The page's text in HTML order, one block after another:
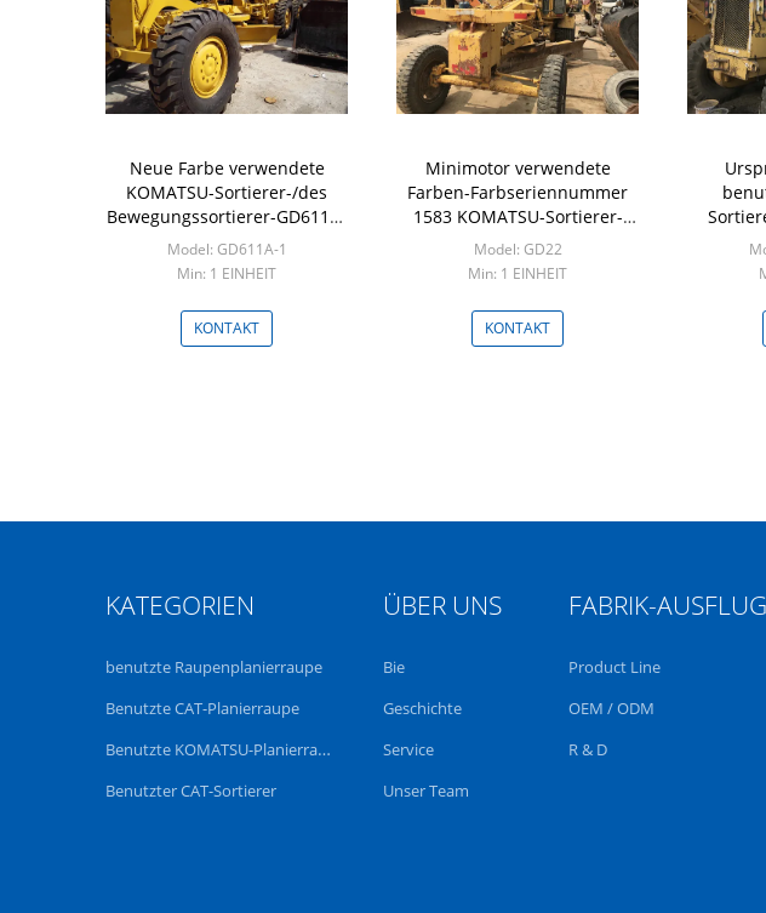
Neue Farbe verwendete
KOMATSU-Sortierer-/des
Bewegungssortierer-GD611A-
1 wohle Wartung
Model: GD611A-1
Min: 1 EINHEIT
KONTAKT
Minimotor verwendete
Farben-Farbseriennummer
1583 KOMATSU-Sortierer-
GD22 ursprüngliche
Model: GD22
Min: 1 EINHEIT
KONTAKT
10515
KATEGORIEN
benutzte Raupenplanierraupe
Benutzte CAT-Planierraupe
Benutzte KOMATSU-Planierraupe
Benutzter CAT-Sortierer
ÜBER UNS
Bie
Geschichte
Service
Unser Team
FABRIK-AUSFLUG
Product Line
OEM / ODM
R & D